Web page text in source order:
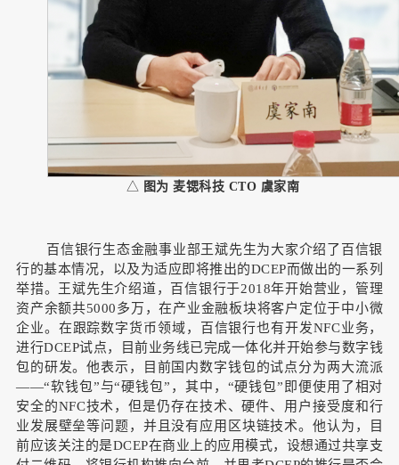
△ 图为 麦锶科技 CTO 虞家南
百信银行生态金融事业部王斌先生为大家介绍了百信银
行的基本情况，以及为适应即将推出的DCEP而做出的一系列
举措。
王斌先生介绍道，百信银行于2018年开始营业，管理
资产余额共5000多万，在产业金融板块将客户定位于中小微
企业。 在跟踪数字货币领域，百信银行也有开发NFC业务，
进行DCEP试点，目前业务线已完成一体化并开始参与数字钱
包的研发。他表示，目前国内数字钱包的试点分为两大流派
——“软钱包”与“硬钱包”，其中，“硬钱包”即便使用了相对
安全的NFC技术，但是仍存在技术、硬件、用户接受度和行
业发展壁垒等问题，并且没有应用区块链技术。他认为，目
前应该关注的是DCEP在商业上的应用模式，设想通过共享支